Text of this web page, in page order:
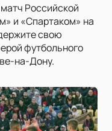
Российской
и «Спартаком» на
свою
футбольного
на-Дону.